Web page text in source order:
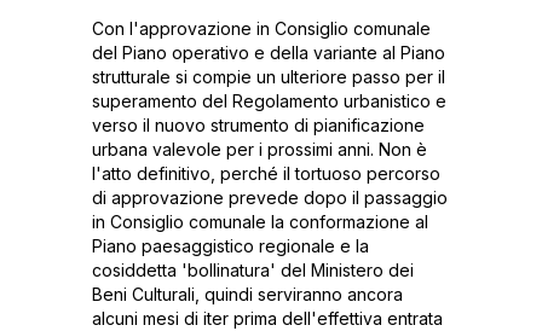
Con l'approvazione in Consiglio comunale
del Piano operativo e della variante al Piano
strutturale si compie un ulteriore passo per il
superamento del Regolamento urbanistico e
verso il nuovo strumento di pianificazione
urbana valevole per i prossimi anni. Non è
l'atto definitivo, perché il tortuoso percorso
di approvazione prevede dopo il passaggio
in Consiglio comunale la conformazione al
Piano paesaggistico regionale e la
cosiddetta 'bollinatura' del Ministero dei
Beni Culturali, quindi serviranno ancora
alcuni mesi di iter prima dell'effettiva entrata